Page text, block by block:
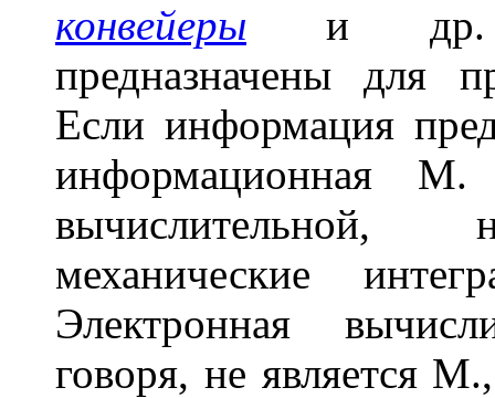
конвейеры и др.
предназначены для
Если информация
информационная М.
вычислительной,
механические
Электронная
говоря, не является